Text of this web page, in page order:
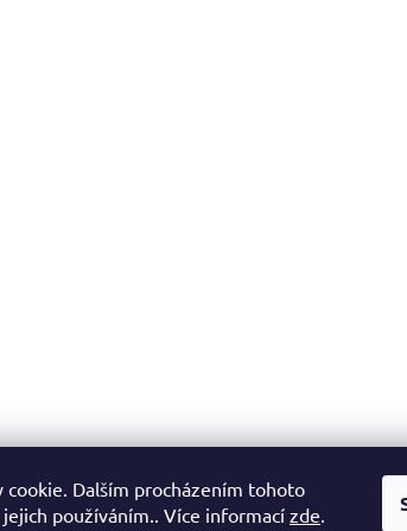
cookie. Dalším procházením tohoto
používáním.. Více informací zde.